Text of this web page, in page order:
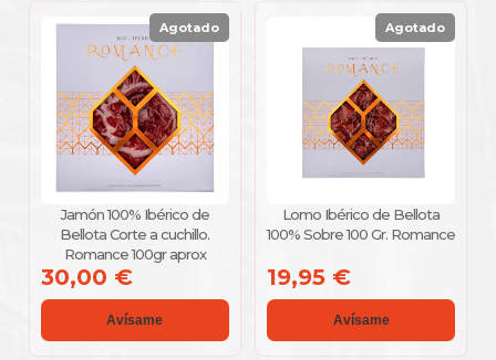
Jamón 100% Ibérico de
Bellota Corte a cuchillo.
Romance 100gr aprox
30,00 €
Agotado
Avísame
Lomo Ibérico de Bellota
100% Sobre 100 Gr. Romance
19,95 €
Agotado
Avísame